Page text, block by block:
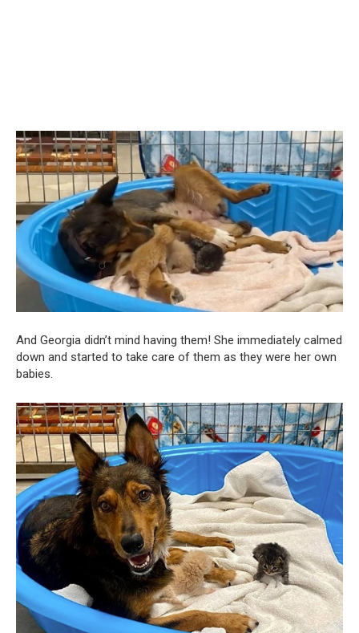
And Georgia didn’t mind having them! She immediately calmed
down and started to take care of them as they were her own
babies.